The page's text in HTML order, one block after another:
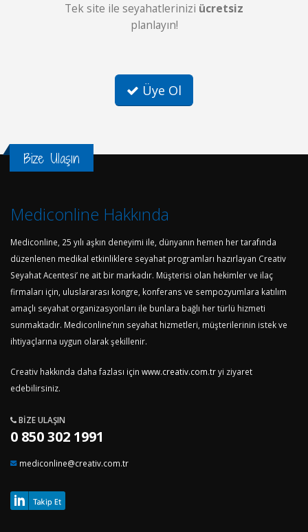
Tek site ile seyahatlerinizi ücretsiz
planlayın!
Üye Ol
Bize Ulaşın
Mediconline Hakkında
Mediconline, 25 yılı aşkın deneyimi ile, dünyanın hemen her tarafında
düzenlenen medikal etkinliklere seyahat programları hazırlayan Creativ
Seyahat Acentesi’ ne ait bir markadır. Müşterisi olan hekimler ve ilaç
firmaları için, uluslararası kongre, konferans ve sempozyumlara katılım
amaçlı seyahat organizasyonları ile bunlara bağlı her türlü hizmeti
sunmaktadır. Mediconline’nın seyahat hizmetleri, müşterilerinin istek ve
ihtiyaçlarına uygun olarak şekillenir.
Creativ hakkında daha fazlası için www.creativ.com.tryi ziyaret
edebilirsiniz.
BIZE ULAŞIN
0 850 302 1991
mediconline@creativ.com.tr